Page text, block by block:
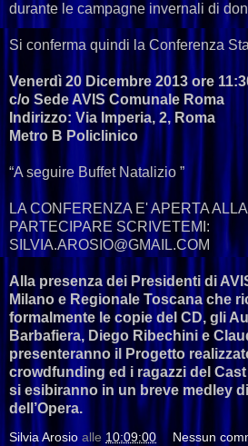
durante le campagne invernali di
Si conferma quindi la Conferenza
Venerdì 20 Dicembre 2013 ore
c/o Sede AVIS Comunale Roma
Indirizzo: Via Imperia, 2, Roma
Metro B Policlinico
“A seguire Buffet Natalizio ”
LA CONFERENZA E' APERTA
PARTECIPARE SCRIVETEMI:
SILVIA.AROSIO@GMAIL.COM
Alla presenza dei Presidenti di
Milano e Regionale Toscana che
formalmente le copie del CD, gli
Barbafiera, Diego Ribechini e
presenteranno il Progetto
crowdfunding ed i ragazzi del
si esibiranno in un breve medley
dell’Opera.
Silvia Arosio alle 10:09:00 Nessun